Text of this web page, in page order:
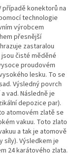
konektorů na
technologie
výrobcem
přesnější
zastaralou
čisté měděné
proudovém
lesku. To se
Výsledný povrch
vad. Následně je
depozice par).
atomovém zlatě se
vakuu. Toto zlato
a tak je atomově
síly). Výsledkem je
24 karátového zlata.